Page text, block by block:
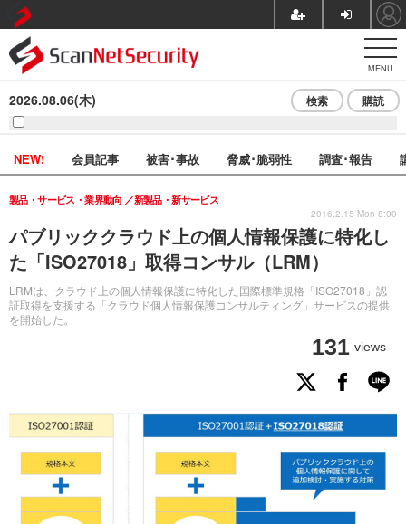
MENU
2026.08.06(木) 検索 購読
NEW! 会員記事 被害･事故 脅威･脆弱性 調査･報告
パブリッククラウド上の個人情報保護に特化し
た「ISO27018」取得コンサル（LRM）
LRMは、クラウド上の個人情報保護に特化した国際標準規格「ISO27018」認
証取得を支援する「クラウド個人情報保護コンサルティング」サービスの提供
を開始した。
製品・サービス・業界動向 新製品・新サービス
131 views
2016.2.15 Mon 8:00